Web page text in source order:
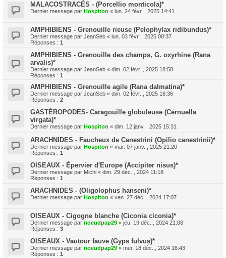
MALACOSTRACÉS - (Porcellio monticola)*
Dernier message par Hospiton « lun. 24 févr. , 2025 14:41
AMPHIBIENS - Grenouille rieuse (Pelophylax ridibundus)*
Dernier message par JeanSeb « lun. 03 févr. , 2025 08:37
Réponses : 1
AMPHIBIENS - Grenouille des champs, G. oxyrhine (Rana
arvalis)*
Dernier message par JeanSeb « dim. 02 févr. , 2025 18:58
Réponses : 1
AMPHIBIENS - Grenouille agile (Rana dalmatina)*
Dernier message par JeanSeb « dim. 02 févr. , 2025 18:36
Réponses : 2
GASTÉROPODES- Caragouille globuleuse (Cernuella
virgata)*
Dernier message par Hospiton « dim. 12 janv. , 2025 15:31
ARACHNIDES - Faucheux de Canestrini (Opilio canestrinii)*
Dernier message par Hospiton « mar. 07 janv. , 2025 21:20
Réponses : 1
OISEAUX - Épervier d'Europe (Accipiter nisus)*
Dernier message par Michi « dim. 29 déc. , 2024 11:18
Réponses : 1
ARACHNIDES - (Oligolophus hanseni)*
Dernier message par Hospiton « ven. 27 déc. , 2024 17:07
OISEAUX - Cigogne blanche (Ciconia ciconia)*
Dernier message par noeudpap29 « jeu. 19 déc. , 2024 21:08
Réponses : 3
OISEAUX - Vautour fauve (Gyps fulvus)*
Dernier message par noeudpap29 « mer. 18 déc. , 2024 16:43
Réponses : 1